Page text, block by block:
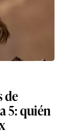
de
5: quién